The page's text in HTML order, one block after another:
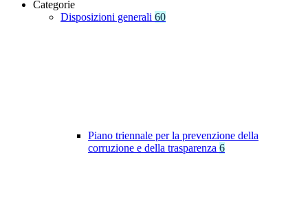
Categorie
Disposizioni generali 60
Piano triennale per la prevenzione della
corruzione e della trasparenza 6